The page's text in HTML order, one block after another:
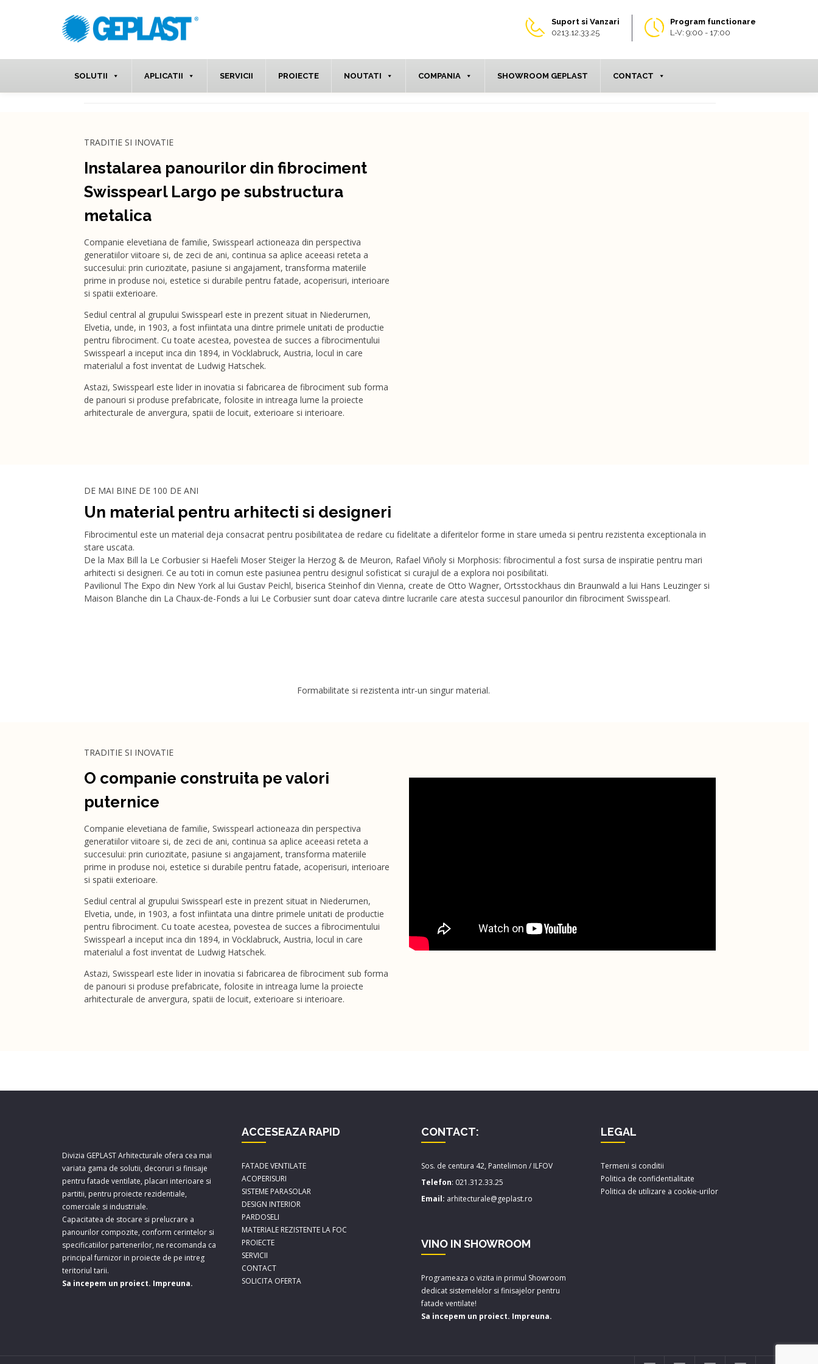
Program functionare
L-V: 9:00 - 17:00
Suport si Vanzari
0213.12.33.25
SOLUTII APLICATII SERVICII PROIECTE NOUTATI COMPANIA SHOWROOM GEPLAST CONTACT
TRADITIE SI INOVATIE
Instalarea panourilor din fibrociment
Swisspearl Largo pe substructura
metalica
Companie elevetiana de familie, Swisspearl actioneaza din perspectiva
generatiilor viitoare si, de zeci de ani, continua sa aplice aceeasi reteta a
succesului: prin curiozitate, pasiune si angajament, transforma materiile
prime in produse noi, estetice si durabile pentru fatade, acoperisuri, interioare
si spatii exterioare.
Sediul central al grupului Swisspearl este in prezent situat in Niederurnen,
Elvetia, unde, in 1903, a fost infiintata una dintre primele unitati de productie
pentru fibrociment. Cu toate acestea, povestea de succes a fibrocimentului
Swisspearl a inceput inca din 1894, in Vöcklabruck, Austria, locul in care
materialul a fost inventat de Ludwig Hatschek.
Astazi, Swisspearl este lider in inovatia si fabricarea de fibrociment sub forma
de panouri si produse prefabricate, folosite in intreaga lume la proiecte
arhitecturale de anvergura, spatii de locuit, exterioare si interioare.
DE MAI BINE DE 100 DE ANI
Un material pentru arhitecti si designeri
Fibrocimentul este un material deja consacrat pentru posibilitatea de redare cu fidelitate a diferitelor forme in stare umeda si pentru rezistenta exceptionala in
stare uscata.
De la Max Bill la Le Corbusier si Haefeli Moser Steiger la Herzog & de Meuron, Rafael Viñoly si Morphosis: fibrocimentul a fost sursa de inspiratie pentru mari
arhitecti si designeri. Ce au toti in comun este pasiunea pentru designul sofisticat si curajul de a explora noi posibilitati.
Pavilionul The Expo din New York al lui Gustav Peichl, biserica Steinhof din Vienna, create de Otto Wagner, Ortsstockhaus din Braunwald a lui Hans Leuzinger si
Maison Blanche din La Chaux-de-Fonds a lui Le Corbusier sunt doar cateva dintre lucrarile care atesta succesul panourilor din fibrociment Swisspearl.
Formabilitate si rezistenta intr-un singur material.
TRADITIE SI INOVATIE
O companie construita pe valori
puternice
Companie elevetiana de familie, Swisspearl actioneaza din perspectiva
generatiilor viitoare si, de zeci de ani, continua sa aplice aceeasi reteta a
succesului: prin curiozitate, pasiune si angajament, transforma materiile
prime in produse noi, estetice si durabile pentru fatade, acoperisuri, interioare
si spatii exterioare.
Sediul central al grupului Swisspearl este in prezent situat in Niederurnen,
Elvetia, unde, in 1903, a fost infiintata una dintre primele unitati de productie
pentru fibrociment. Cu toate acestea, povestea de succes a fibrocimentului
Swisspearl a inceput inca din 1894, in Vöcklabruck, Austria, locul in care
materialul a fost inventat de Ludwig Hatschek.
Astazi, Swisspearl este lider in inovatia si fabricarea de fibrociment sub forma
de panouri si produse prefabricate, folosite in intreaga lume la proiecte
arhitecturale de anvergura, spatii de locuit, exterioare si interioare.
Divizia GEPLAST Arhitecturale ofera cea mai
variata gama de solutii, decoruri si finisaje
pentru fatade ventilate, placari interioare si
partitii, pentru proiecte rezidentiale,
comerciale si industriale.
Capacitatea de stocare si prelucrare a
panourilor compozite, conform cerintelor si
specificatiilor partenerilor, ne recomanda ca
principal furnizor in proiecte de pe intreg
teritoriul tarii.
Sa incepem un proiect. Impreuna.
ACCESEAZA RAPID
FATADE VENTILATE
ACOPERISURI
SISTEME PARASOLAR
DESIGN INTERIOR
PARDOSELI
MATERIALE REZISTENTE LA FOC
PROIECTE
SERVICII
CONTACT
SOLICITA OFERTA
CONTACT:
Sos. de centura 42, Pantelimon / ILFOV
Telefon: 021.312.33.25
Email: arhitecturale@geplast.ro
VINO IN SHOWROOM
Programeaza o vizita in primul Showroom
dedicat sistemelelor si finisajelor pentru
fatade ventilate!
Sa incepem un proiect. Impreuna.
LEGAL
Termeni si conditii
Politica de confidentialitate
Politica de utilizare a cookie-urilor